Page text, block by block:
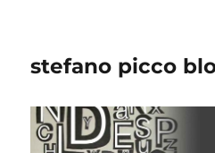
stefano picco